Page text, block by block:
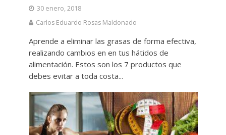
30 enero, 2018
Carlos Eduardo Rosas Maldonado
Aprende a eliminar las grasas de forma efectiva,
realizando cambios en en tus hátidos de
alimentación. Estos son los 7 productos que
debes evitar a toda costa...